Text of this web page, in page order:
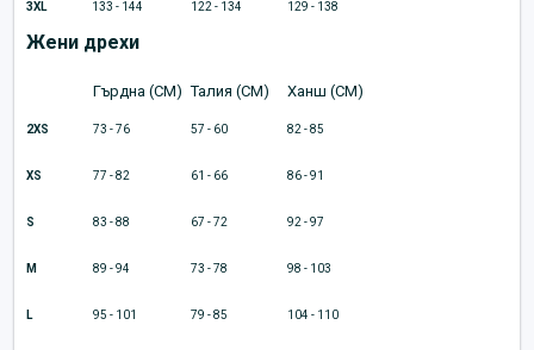
3XL 133 - 144 122 - 134 129 - 138
Жени дрехи
Гърдна (CM) Талия (CM) Ханш (CM)
2XS 73 - 76 57 - 60 82 - 85
XS 77 - 82 61 - 66 86 - 91
S 83 - 88 67 - 72 92 - 97
M 89 - 94 73 - 78 98 - 103
L 95 - 101 79 - 85 104 - 110